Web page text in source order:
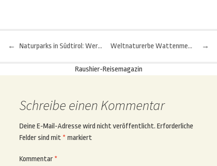
Beitragsnavigation
← Naturparks in Südtirol: Wertvoller Landschaftsraum - Teil 1 →
Weltnaturerbe Wattenmeer: Ein allgemeiner Überblick - 1. Teil
Raushier-Reisemagazin
Schreibe einen Kommentar
Deine E-Mail-Adresse wird nicht veröffentlicht. Erforderliche
Felder sind mit * markiert
Kommentar *